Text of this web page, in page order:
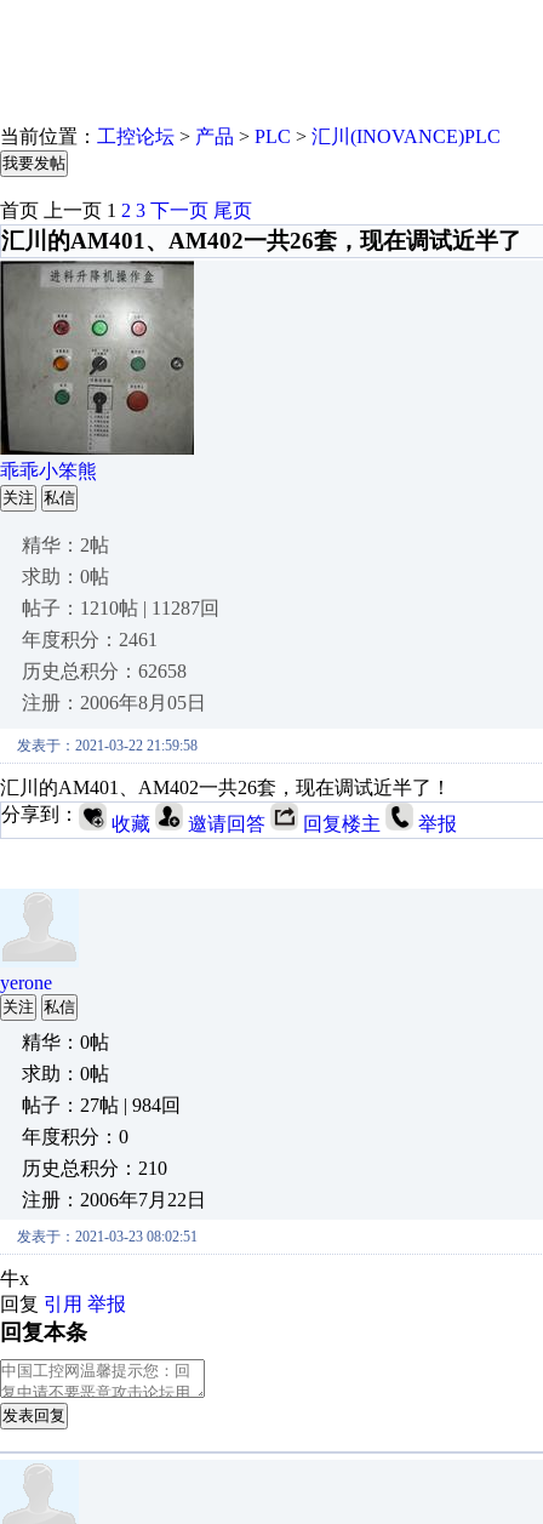
当前位置： 工控论坛 > 产品 > PLC > 汇川(INOVANCE)PLC
我要发帖
首页 上一页 1 2 3 下一页 尾页
汇川的AM401、AM402一共26套，现在调试近半了
乖乖小笨熊
关注 私信
精华：2帖
求助：0帖
帖子：1210帖 | 11287回
年度积分：2461
历史总积分：62658
注册：2006年8月05日
发表于：2021-03-22 21:59:58
汇川的AM401、AM402一共26套，现在调试近半了！
分享到：
收藏 邀请回答 回复楼主 举报
yerone
关注 私信
精华：0帖
求助：0帖
帖子：27帖 | 984回
年度积分：0
历史总积分：210
注册：2006年7月22日
发表于：2021-03-23 08:02:51
牛x
回复 引用 举报
回复本条
发表回复